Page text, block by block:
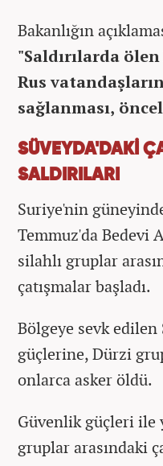
Bakanlığın
"Saldırılarda
Rus
sağlanması,
SÜVEYDA'DAKİ
SALDIRILARI
⁠Suriye'nin
Temmuz'da Bedevi
silahlı gruplar
çatışmalar başladı.
Bölgeye sevk
güçlerine, Dürzi
onlarca asker öldü.
Güvenlik güçleri ile
gruplar arasındaki